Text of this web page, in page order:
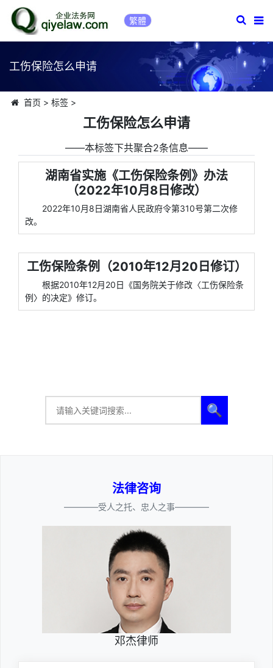
繁體
工伤保险怎么申请
首页 > 标签>
工伤保险怎么申请
――本标签下共聚合2条信息――
湖南省实施《工伤保险条例》办法
（2022年10月8日修改）
2022年10月8日湖南省人民政府令第310号第二次修
改。
工伤保险条例（2010年12月20日修订）
根据2010年12月20日《国务院关于修改〈工伤保险条
例〉的决定》修订。
🔍
法律咨询
————受人之托、忠人之事————
邓杰律师